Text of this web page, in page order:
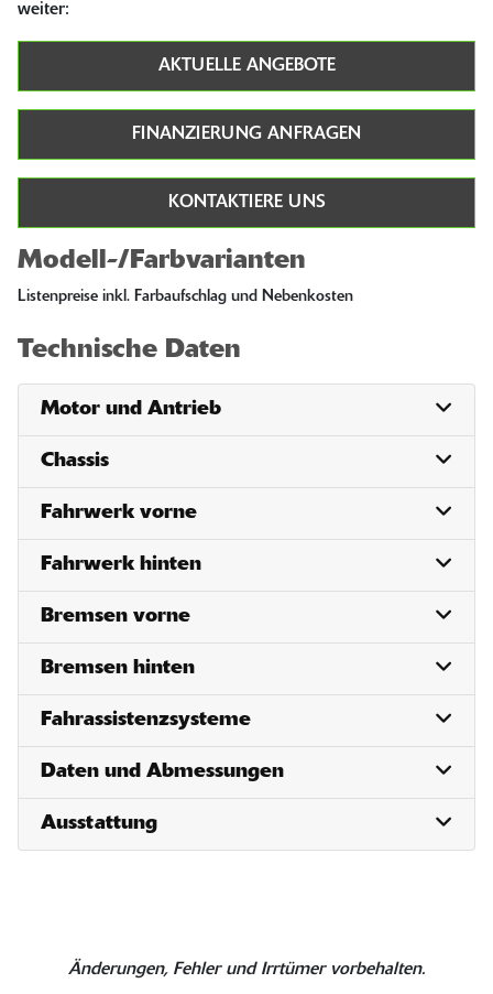
Modell-/Farbvarianten
Listenpreise inkl. Farbaufschlag und Nebenkosten
Technische Daten
Motor und Antrieb
Chassis
Fahrwerk vorne
Fahrwerk hinten
Bremsen vorne
Bremsen hinten
Fahrassistenzsysteme
Daten und Abmessungen
Ausstattung
weiter:
AKTUELLE ANGEBOTE
FINANZIERUNG ANFRAGEN
KONTAKTIERE UNS
Änderungen, Fehler und Irrtümer vorbehalten.